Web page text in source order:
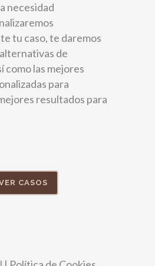
necesidad
tu caso, te daremos
de
como las mejores
para
resultados para
CASOS